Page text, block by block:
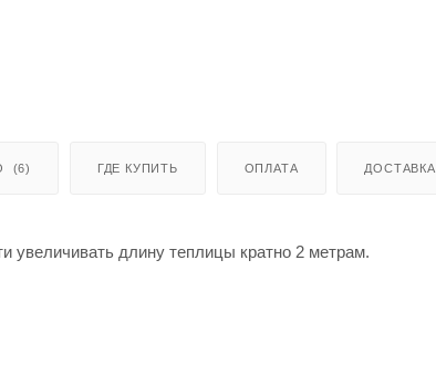
(6) ГДЕ КУПИТЬ ОПЛАТА ДОСТАВКА
увеличивать длину теплицы кратно 2 метрам.